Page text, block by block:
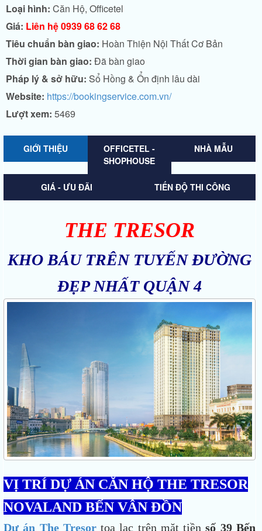
Loại hình: Căn Hộ, Officetel
Giá: Liên hệ 0939 68 62 68
Tiêu chuẩn bàn giao: Hoàn Thiện Nội Thất Cơ Bản
Thời gian bàn giao: Đã bàn giao
Pháp lý & sở hữu: Sổ Hồng & Ổn định lâu dài
Website: https://bookingservice.com.vn/
Lượt xem: 5469
GIỚI THIỆU
OFFICETEL -
SHOPHOUSE
NHÀ MẪU
GIÁ - ƯU ĐÃI TIẾN ĐỘ THI CÔNG
THE TRESOR
KHO BÁU TRÊN TUYẾN ĐƯỜNG
ĐẸP NHẤT QUẬN 4
VỊ TRÍ DỰ ÁN CĂN HỘ THE TRESOR
NOVALAND BẾN VÂN ĐỒN
Dự án The Tresortọa lạc trên mặt tiềnsố 39 Bến